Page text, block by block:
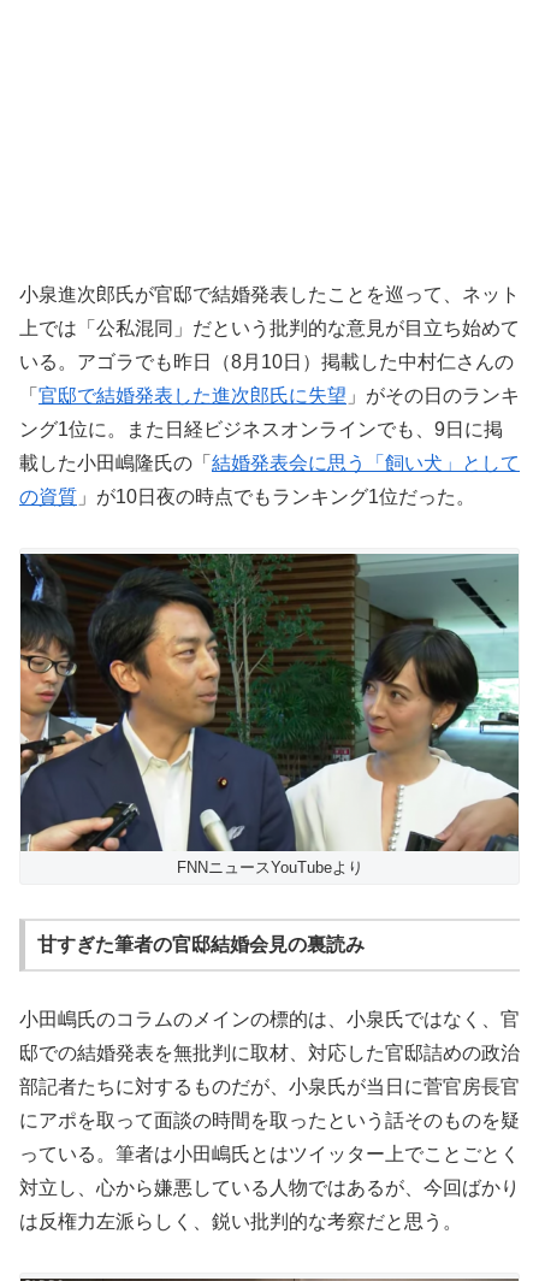
小泉進次郎氏が官邸で結婚発表したことを巡って、ネット
上では「公私混同」だという批判的な意見が目立ち始めて
いる。アゴラでも昨日（8月10日）掲載した中村仁さんの
「 官邸で結婚発表した進次郎氏に失望 」がその日のランキ
ング1位に。また日経ビジネスオンラインでも、9日に掲
載した小田嶋隆氏の「 結婚発表会に思う「飼い犬」として
の資質 」が10日夜の時点でもランキング1位だった。
FNNニュースYouTubeより
甘すぎた筆者の官邸結婚会見の裏読み
小田嶋氏のコラムのメインの標的は、小泉氏ではなく、官
邸での結婚発表を無批判に取材、対応した官邸詰めの政治
部記者たちに対するものだが、小泉氏が当日に菅官房長官
にアポを取って面談の時間を取ったという話そのものを疑
っている。筆者は小田嶋氏とはツイッター上でことごとく
対立し、心から嫌悪している人物ではあるが、今回ばかり
は反権力左派らしく、鋭い批判的な考察だと思う。